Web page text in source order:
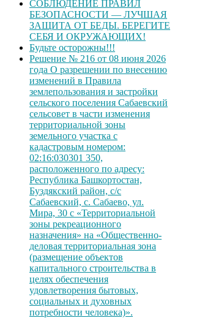
СОБЛЮДЕНИЕ ПРАВИЛ
БЕЗОПАСНОСТИ — ЛУЧШАЯ
ЗАЩИТА ОТ БЕДЫ. БЕРЕГИТЕ
СЕБЯ И ОКРУЖАЮЩИХ!
Будьте осторожны!!!
Решение № 216 от 08 июня 2026
года О разрешении по внесению
изменений в Правила
землепользования и застройки
сельского поселения Сабаевский
сельсовет в части изменения
территориальной зоны
земельного участка с
кадастровым номером:
02:16:030301 350,
расположенного по адресу:
Республика Башкортостан,
Буздякский район, с/с
Сабаевский, с. Сабаево, ул.
Мира, 30 с «Территориальной
зоны рекреационного
назначения» на «Общественно-
деловая территориальная зона
(размещение объектов
капитального строительства в
целях обеспечения
удовлетворения бытовых,
социальных и духовных
потребности человека)».